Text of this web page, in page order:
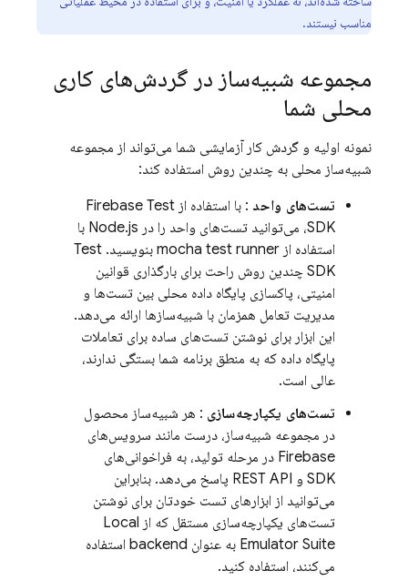
مناسب نیستند.
مجموعه شبیه‌ساز در گردش‌های کاری
محلی شما
نمونه اولیه و گردش کار آزمایشی شما می‌تواند از مجموعه
شبیه‌ساز محلی به چندین روش استفاده کند:
تست‌های واحد
: با استفاده از Firebase Test
SDK، می‌توانید تست‌های واحد را در Node.js با
استفاده از mocha test runner بنویسید. Test
SDK چندین روش راحت برای بارگذاری قوانین
امنیتی، پاکسازی پایگاه داده محلی بین تست‌ها و
مدیریت تعامل همزمان با شبیه‌سازها ارائه می‌دهد.
این ابزار برای نوشتن تست‌های ساده برای تعاملات
پایگاه داده که به منطق برنامه شما بستگی ندارند،
عالی است.
تست‌های یکپارچه‌سازی : هر شبیه‌ساز محصول
در مجموعه شبیه‌ساز، درست مانند سرویس‌های
Firebase در مرحله تولید، به فراخوانی‌های
SDK و REST API پاسخ می‌دهد. بنابراین
می‌توانید از ابزارهای تست خودتان برای نوشتن
تست‌های یکپارچه‌سازی مستقل که از Local
Emulator Suite
به عنوان backend استفاده
می‌کنند، استفاده کنید.